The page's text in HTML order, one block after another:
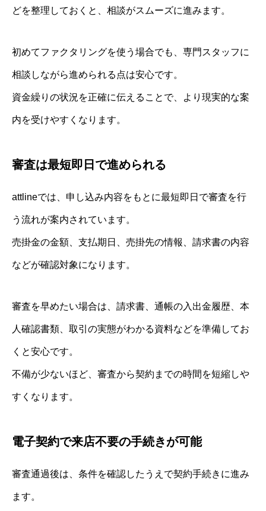
どを整理しておくと、相談がスムーズに進みます。
初めてファクタリングを使う場合でも、専門スタッフに
相談しながら進められる点は安心です。
資金繰りの状況を正確に伝えることで、より現実的な案
内を受けやすくなります。
審査は最短即日で進められる
attlineでは、申し込み内容をもとに最短即日で審査を行
う流れが案内されています。
売掛金の金額、支払期日、売掛先の情報、請求書の内容
などが確認対象になります。
審査を早めたい場合は、請求書、通帳の入出金履歴、本
人確認書類、取引の実態がわかる資料などを準備してお
くと安心です。
不備が少ないほど、審査から契約までの時間を短縮しや
すくなります。
電子契約で来店不要の手続きが可能
審査通過後は、条件を確認したうえで契約手続きに進み
ます。